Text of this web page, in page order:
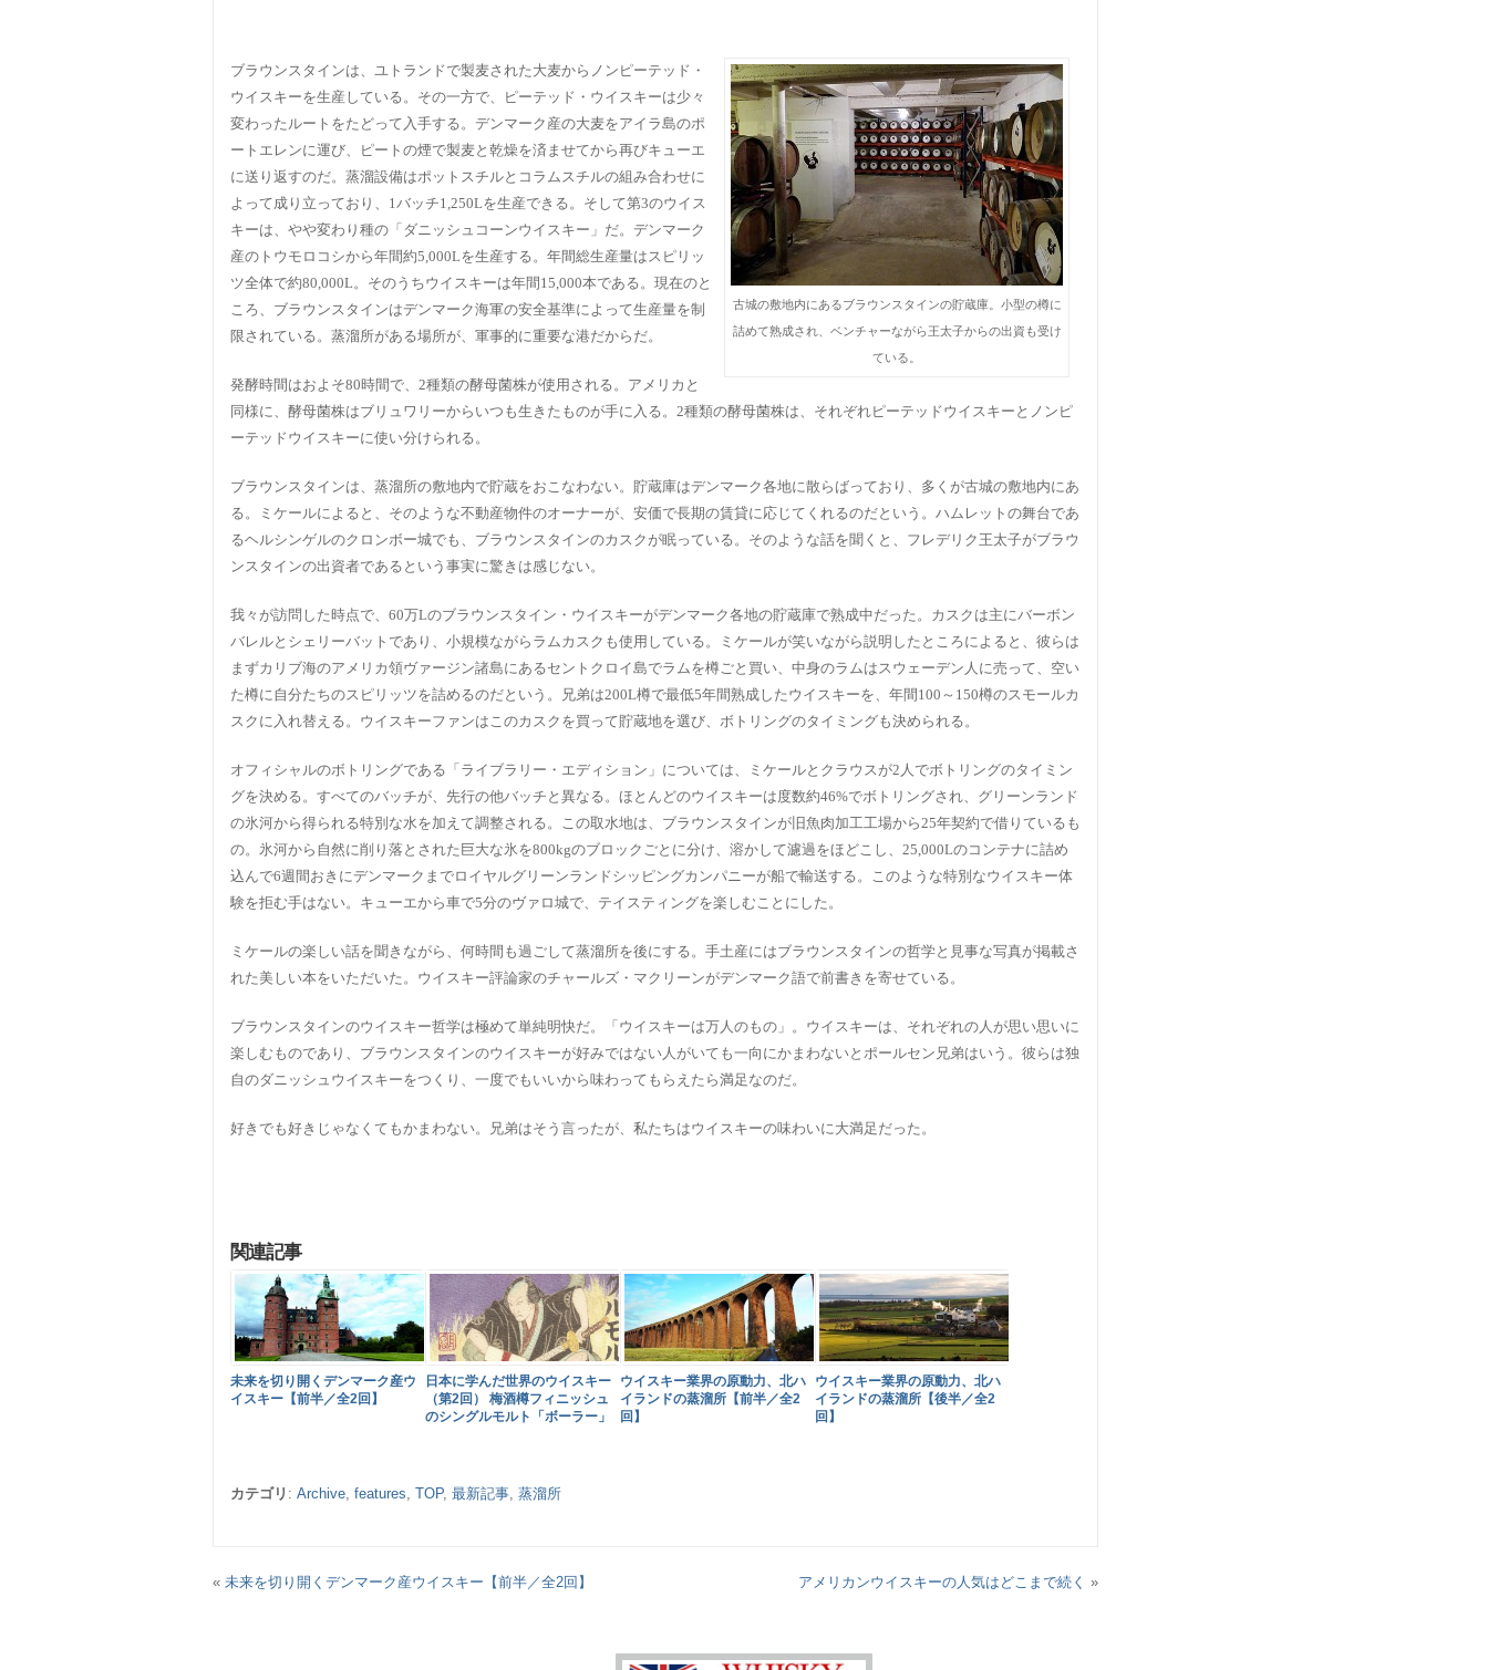
古城の敷地内にあるブラウンスタインの貯蔵庫。小型の樽に
詰めて熟成され、ベンチャーながら王太子からの出資も受け
ている。
ブラウンスタインは、ユトランドで製麦された大麦からノンピーテッド・
ウイスキーを生産している。その一方で、ピーテッド・ウイスキーは少々
変わったルートをたどって入手する。デンマーク産の大麦をアイラ島のポ
ートエレンに運び、ピートの煙で製麦と乾燥を済ませてから再びキューエ
に送り返すのだ。蒸溜設備はポットスチルとコラムスチルの組み合わせに
よって成り立っており、1バッチ1,250Lを生産できる。そして第3のウイス
キーは、やや変わり種の「ダニッシュコーンウイスキー」だ。デンマーク
産のトウモロコシから年間約5,000Lを生産する。年間総生産量はスピリッ
ツ全体で約80,000L。そのうちウイスキーは年間15,000本である。現在のと
ころ、ブラウンスタインはデンマーク海軍の安全基準によって生産量を制
限されている。蒸溜所がある場所が、軍事的に重要な港だからだ。
発酵時間はおよそ80時間で、2種類の酵母菌株が使用される。アメリカと
同様に、酵母菌株はブリュワリーからいつも生きたものが手に入る。2種類の酵母菌株は、それぞれピーテッドウイスキーとノンピ
ーテッドウイスキーに使い分けられる。
ブラウンスタインは、蒸溜所の敷地内で貯蔵をおこなわない。貯蔵庫はデンマーク各地に散らばっており、多くが古城の敷地内にあ
る。ミケールによると、そのような不動産物件のオーナーが、安価で長期の賃貸に応じてくれるのだという。ハムレットの舞台であ
るヘルシンゲルのクロンボー城でも、ブラウンスタインのカスクが眠っている。そのような話を聞くと、フレデリク王太子がブラウ
ンスタインの出資者であるという事実に驚きは感じない。
我々が訪問した時点で、60万Lのブラウンスタイン・ウイスキーがデンマーク各地の貯蔵庫で熟成中だった。カスクは主にバーボン
バレルとシェリーバットであり、小規模ながらラムカスクも使用している。ミケールが笑いながら説明したところによると、彼らは
まずカリブ海のアメリカ領ヴァージン諸島にあるセントクロイ島でラムを樽ごと買い、中身のラムはスウェーデン人に売って、空い
た樽に自分たちのスピリッツを詰めるのだという。兄弟は200L樽で最低5年間熟成したウイスキーを、年間100～150樽のスモールカ
スクに入れ替える。ウイスキーファンはこのカスクを買って貯蔵地を選び、ボトリングのタイミングも決められる。
オフィシャルのボトリングである「ライブラリー・エディション」については、ミケールとクラウスが2人でボトリングのタイミン
グを決める。すべてのバッチが、先行の他バッチと異なる。ほとんどのウイスキーは度数約46%でボトリングされ、グリーンランド
の氷河から得られる特別な水を加えて調整される。この取水地は、ブラウンスタインが旧魚肉加工工場から25年契約で借りているも
の。氷河から自然に削り落とされた巨大な氷を800kgのブロックごとに分け、溶かして濾過をほどこし、25,000Lのコンテナに詰め
込んで6週間おきにデンマークまでロイヤルグリーンランドシッピングカンパニーが船で輸送する。このような特別なウイスキー体
験を拒む手はない。キューエから車で5分のヴァロ城で、テイスティングを楽しむことにした。
ミケールの楽しい話を聞きながら、何時間も過ごして蒸溜所を後にする。手土産にはブラウンスタインの哲学と見事な写真が掲載さ
れた美しい本をいただいた。ウイスキー評論家のチャールズ・マクリーンがデンマーク語で前書きを寄せている。
ブラウンスタインのウイスキー哲学は極めて単純明快だ。「ウイスキーは万人のもの」。ウイスキーは、それぞれの人が思い思いに
楽しむものであり、ブラウンスタインのウイスキーが好みではない人がいても一向にかまわないとポールセン兄弟はいう。彼らは独
自のダニッシュウイスキーをつくり、一度でもいいから味わってもらえたら満足なのだ。
好きでも好きじゃなくてもかまわない。兄弟はそう言ったが、私たちはウイスキーの味わいに大満足だった。
関連記事
未来を切り開くデンマーク産ウ
イスキー【前半／全2回】
日本に学んだ世界のウイスキー
（第2回） 梅酒樽フィニッシュ
のシングルモルト「ボーラー」
ウイスキー業界の原動力、北ハ
イランドの蒸溜所【前半／全2
回】
ウイスキー業界の原動力、北ハ
イランドの蒸溜所【後半／全2
回】
カテゴリ : Archive, features, TOP, 最新記事, 蒸溜所
« 未来を切り開くデンマーク産ウイスキー【前半／全2回】 アメリカンウイスキーの人気はどこまで続く »